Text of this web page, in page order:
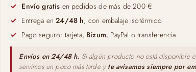
Jugo
Tuber
Aestivum
cantidad
Envío gratis en pedidos de más de 200 €
Entrega en24/48 h, con embalaje isotérmico
Pago seguro: tarjeta, Bizum, PayPal o transferencia
Envíos en 24/48 h. Si algún producto no está disponible
servimos un poco más tarde y te avisamos siempre por